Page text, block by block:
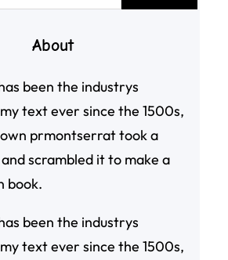
About
been the industrys
text ever since the 1500s,
prmontserrat took a
scrambled it to make a
book.
been the industrys
text ever since the 1500s,